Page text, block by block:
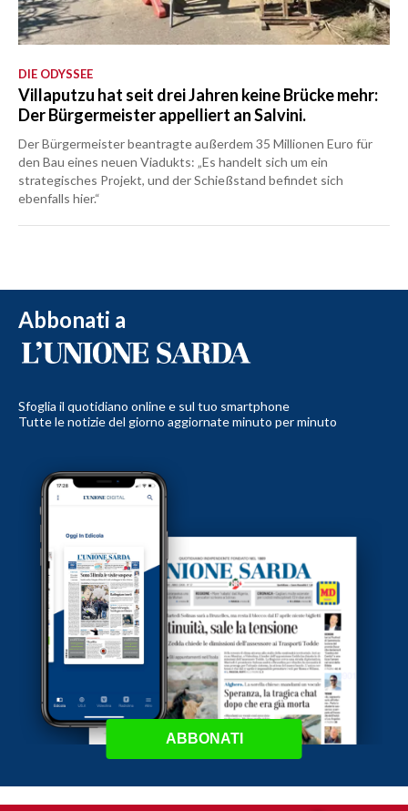
DIE ODYSSEE
Villaputzu hat seit drei Jahren keine Brücke mehr:
Der Bürgermeister appelliert an Salvini.
Der Bürgermeister beantragte außerdem 35 Millionen Euro für
den Bau eines neuen Viadukts: „Es handelt sich um ein
strategisches Projekt, und der Schießstand befindet sich
ebenfalls hier.“
Abbonati a
Sfoglia il quotidiano online e sul tuo smartphone
Tutte le notizie del giorno aggiornate minuto per minuto
ABBONATI